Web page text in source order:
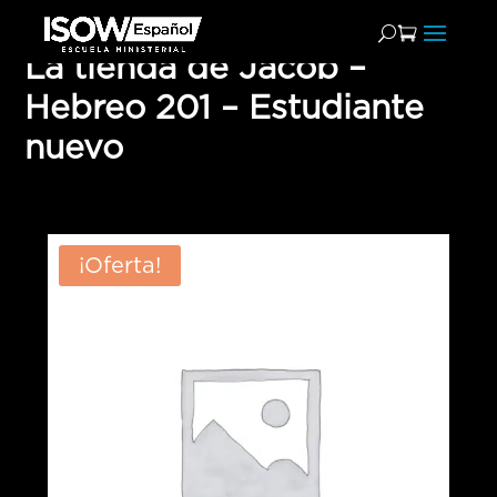
La tienda de Jacob –
Hebreo 201 – Estudiante
nuevo
¡Oferta!